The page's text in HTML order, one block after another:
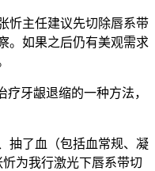
忻主任建议先切除唇系带
。如果之后仍有美观需求
牙龈退缩的一种方法，
抽了血（包括血常规、凝
为我行激光下唇系带切